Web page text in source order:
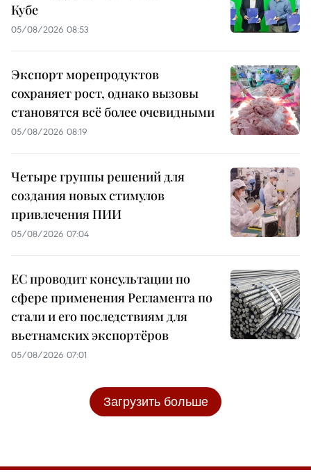
Кубе
05/08/2026 08:53
Экспорт морепродуктов
сохраняет рост, однако вызовы
становятся всё более очевидными
05/08/2026 08:19
Четыре группы решений для
создания новых стимулов
привлечения ПИИ
05/08/2026 07:04
ЕС проводит консультации по
сфере применения Регламента по
стали и его последствиям для
вьетнамских экспортёров
05/08/2026 07:01
Загрузить больше